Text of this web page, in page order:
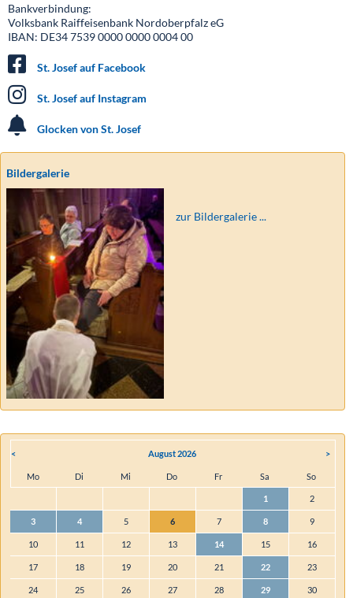
Bankverbindung:
Volksbank Raiffeisenbank Nordoberpfalz eG
IBAN: DE34 7539 0000 0000 0004 00
St. Josef auf Facebook
St. Josef auf Instagram
Glocken von St. Josef
Bildergalerie
zur Bildergalerie ...
< August 2026 >
MoMo DiDi MiMi DoDo FrFr Sa SoSo
1 2
3 4 5 6 7 8 9
10 11 12 13 14 15 16
17 18 19 20 21 22 23
24 25 26 27 28 29 30